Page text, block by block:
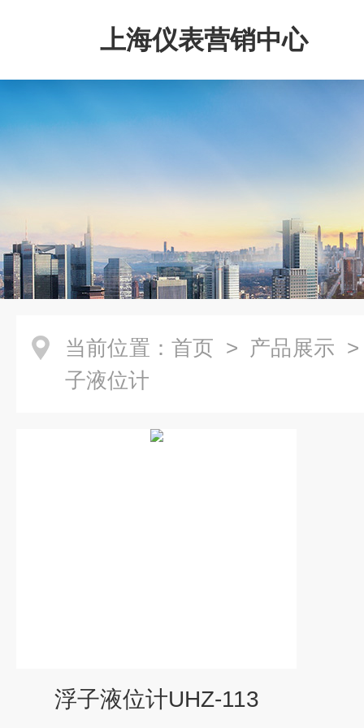
上海仪表营销中心
当前位置： 首页 > 产品展示
子液位计
浮子液位计UHZ-113